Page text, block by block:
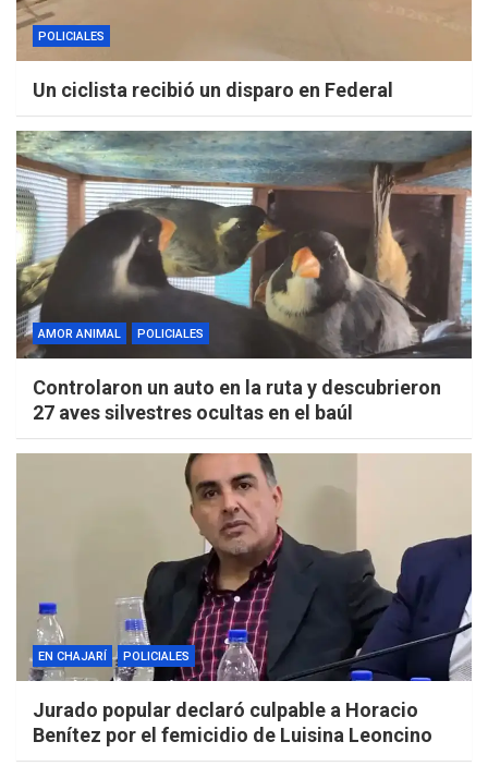
POLICIALES
Un ciclista recibió un disparo en Federal
AMOR ANIMAL POLICIALES
Controlaron un auto en la ruta y descubrieron
27 aves silvestres ocultas en el baúl
EN CHAJARÍ POLICIALES
Jurado popular declaró culpable a Horacio
Benítez por el femicidio de Luisina Leoncino